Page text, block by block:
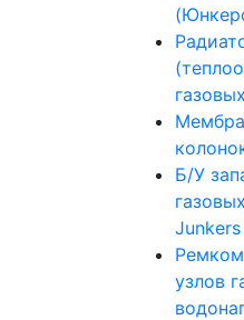
Б/У
узлов